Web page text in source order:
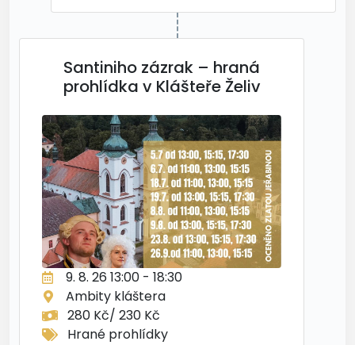
Santiniho zázrak – hraná
prohlídka v Klášteře Želiv
9. 8. 26 13:00 - 18:30
Ambity kláštera
280 Kč/ 230 Kč
Hrané prohlídky